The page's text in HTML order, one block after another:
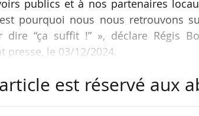
publics et à nos partenaires
pourquoi nous nous retrouvons
“ça suffit !” », déclare Régis
presse, le 03/12/2024.
l’appel des présidents d’université,
est réservé aux